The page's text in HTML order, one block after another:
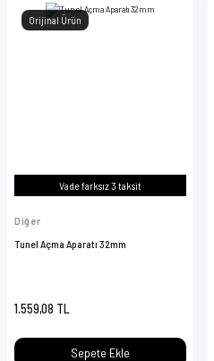
Orijinal Ürün
Vade farksız 3 taksit
Diğer
Tunel Açma Aparatı 32mm
1.559,08 TL
Sepete Ekle